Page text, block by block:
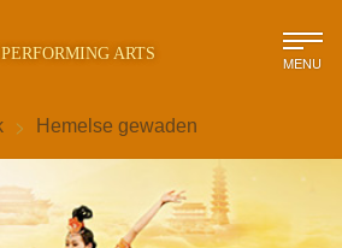
ARTS MENU
> Hemelse gewaden